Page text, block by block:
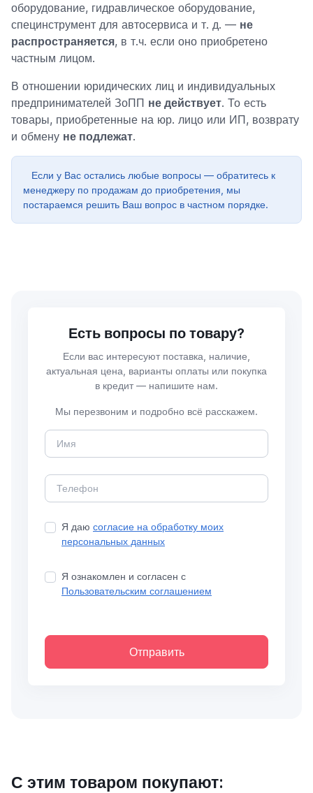
оборудование, гидравлическое оборудование,
специнструмент для автосервиса и т. д. — не
распространяется, в т.ч. если оно приобретено
частным лицом.
В отношении юридических лиц и индивидуальных
предпринимателей ЗоПП не действует. То есть
товары, приобретенные на юр. лицо или ИП, возврату
и обмену не подлежат.
Если у Вас остались любые вопросы — обратитесь к
менеджеру по продажам до приобретения, мы
постараемся решить Ваш вопрос в частном порядке.
Есть вопросы по товару?
Если вас интересуют поставка, наличие,
актуальная цена, варианты оплаты или покупка
в кредит — напишите нам.
Мы перезвоним и подробно всё расскажем.
Я даю согласие на обработку моих
персональных данных
Я ознакомлен и согласен с
Пользовательским соглашением
Отправить
С этим товаром покупают: